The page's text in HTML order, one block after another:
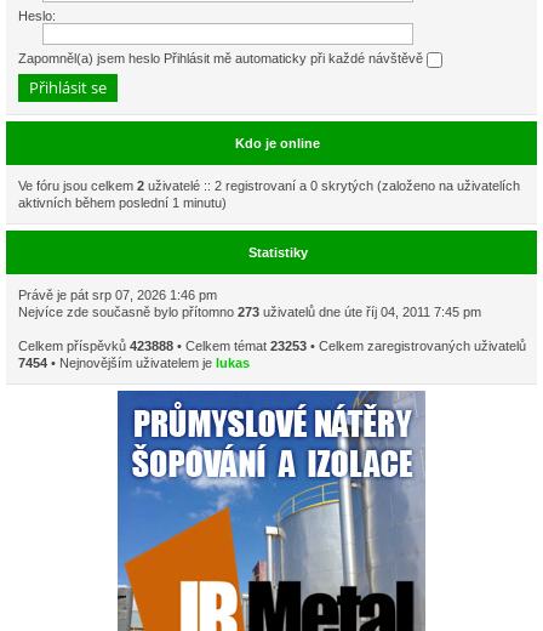
Heslo:
Zapomněl(a) jsem heslo Přihlásit mě automaticky při každé návštěvě
Kdo je online
Ve fóru jsou celkem 2 uživatelé :: 2 registrovaní a 0 skrytých (založeno na uživatelích
aktivních během poslední 1 minutu)
Statistiky
Právě je pát srp 07, 2026 1:46 pm
Nejvíce zde současně bylo přítomno 273 uživatelů dne úte říj 04, 2011 7:45 pm
Celkem příspěvků 423888 • Celkem témat 23253 • Celkem zaregistrovaných uživatelů
7454 • Nejnovějším uživatelem je lukas